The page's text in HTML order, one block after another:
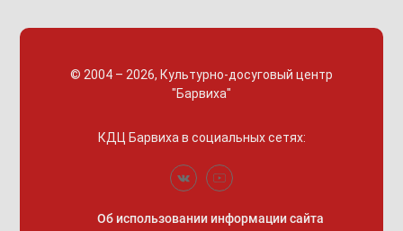
© 2004 – 2026, Культурно-досуговый центр
"Барвиха"
КДЦ Барвиха в социальных сетях:
Об использовании информации сайта